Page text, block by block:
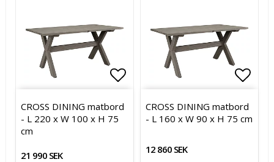
Lägg till i favoritlistan
CROSS DINING matbord
- L 220 x W 100 x H 75
cm
21 990 SEK
CROSS DINING matbord
- L 160 x W 90 x H 75 cm
12 860 SEK